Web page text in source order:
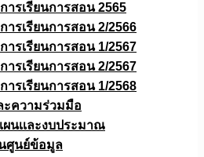
ารเรียนการสอน 2565
ารเรียนการสอน 2/2566
ารเรียนการสอน 1/2567
ารเรียนการสอน 2/2567
ารเรียนการสอน 1/2568
ะความร่วมมือ
ผนเเละงบประมาณ
ศูนย์ข้อมูล